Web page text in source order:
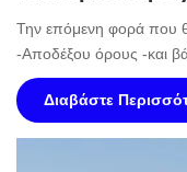
Την επόμενη φορά που
-Αποδέξου όρους -και
Διαβάστε